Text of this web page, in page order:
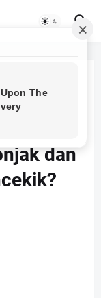
Kurs
dan